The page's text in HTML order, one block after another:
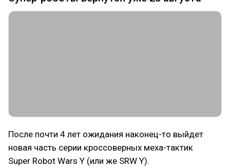
После почти 4 лет ожидания наконец-то выйдет
новая часть серии кроссоверных меха-тактик
Super Robot Wars Y (или же SRW Y).